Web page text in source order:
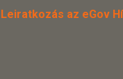
Leiratkozás az eGov